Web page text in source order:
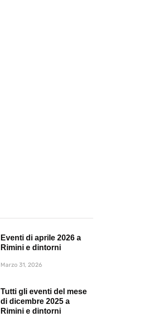
Eventi di aprile 2026 a
Rimini e dintorni
Marzo 31, 2026
Tutti gli eventi del mese
di dicembre 2025 a
Rimini e dintorni